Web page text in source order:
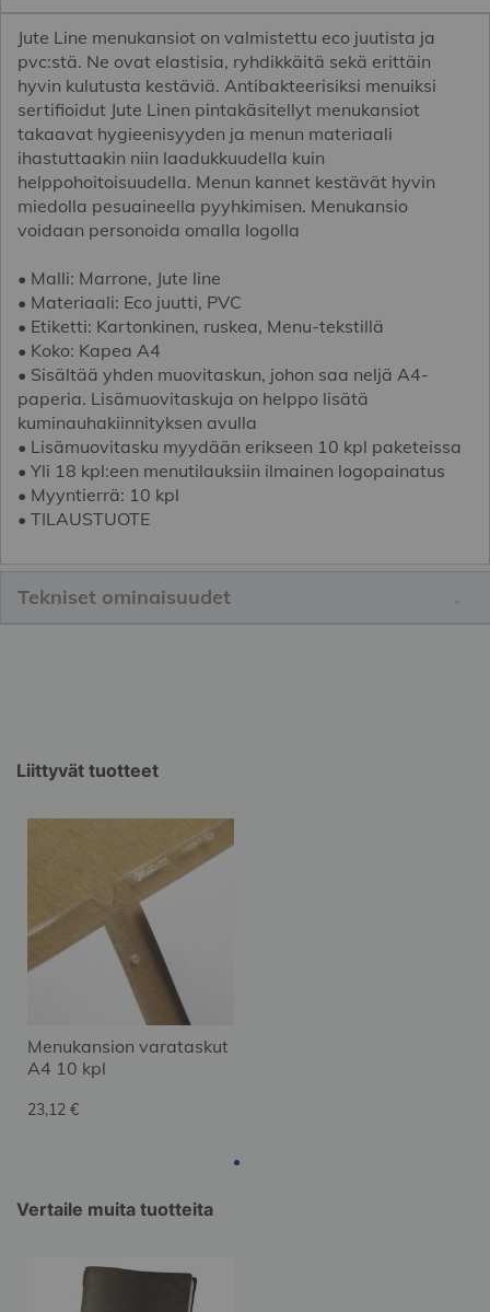
Jute Line menukansiot on valmistettu eco juutista ja
pvc:stä. Ne ovat elastisia, ryhdikkäitä sekä erittäin
hyvin kulutusta kestäviä. Antibakteerisiksi menuiksi
sertifioidut Jute Linen pintakäsitellyt menukansiot
takaavat hygieenisyyden ja menun materiaali
ihastuttaakin niin laadukkuudella kuin
helppohoitoisuudella. Menun kannet kestävät hyvin
miedolla pesuaineella pyyhkimisen. Menukansio
voidaan personoida omalla logolla
• Malli: Marrone, Jute line
• Materiaali: Eco juutti, PVC
• Etiketti: Kartonkinen, ruskea, Menu-tekstillä
• Koko: Kapea A4
• Sisältää yhden muovitaskun, johon saa neljä A4-
paperia. Lisämuovitaskuja on helppo lisätä
kuminauhakiinnityksen avulla
• Lisämuovitasku myydään erikseen 10 kpl paketeissa
• Yli 18 kpl:een menutilauksiin ilmainen logopainatus
• Myyntierrä: 10 kpl
• TILAUSTUOTE
Tekniset ominaisuudet
Liittyvät tuotteet
Menukansion varataskut
A4 10 kpl
23,12 €
Vertaile muita tuotteita